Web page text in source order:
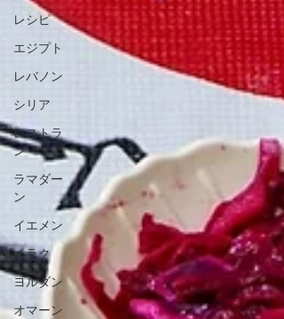
レシピ
エジプト
レバノン
シリア
レストラ
ン
ラマダー
ン
イエメン
イラク
ヨルダン
オマーン